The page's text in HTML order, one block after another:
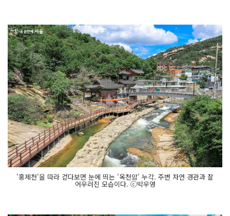
'홍제천'을 따라 걷다보면 눈에 띄는 '옥천암' 누각. 주변 자연 경관과 잘
어우러진 모습이다. ⓒ박우영